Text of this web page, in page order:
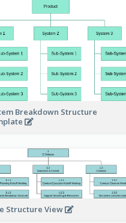
Breakdown Structure
Structure View